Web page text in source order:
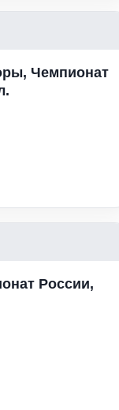
Чемпионат
России,